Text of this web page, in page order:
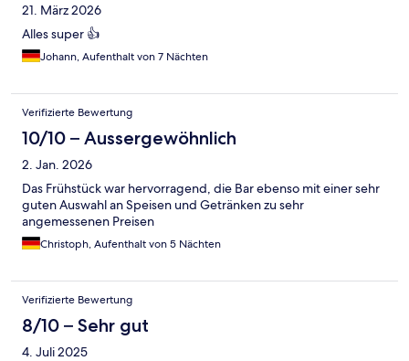
21. März 2026
Alles super 👍
Johann, Aufenthalt von 7 Nächten
Verifizierte Bewertung
10/10 – Aussergewöhnlich
2. Jan. 2026
Das Frühstück war hervorragend, die Bar ebenso mit einer sehr
guten Auswahl an Speisen und Getränken zu sehr
angemessenen Preisen
Christoph, Aufenthalt von 5 Nächten
Verifizierte Bewertung
8/10 – Sehr gut
4. Juli 2025